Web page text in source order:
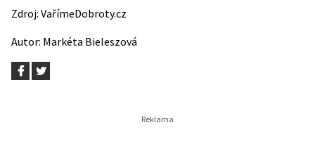
Zdroj: VařímeDobroty.cz
Autor: Markéta Bieleszová